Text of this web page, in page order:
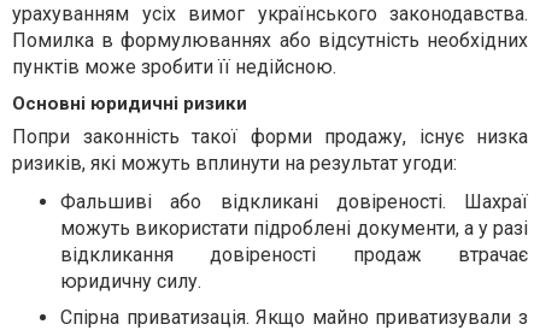
урахуванням усіх вимог українського законодавства.
Помилка в формулюваннях або відсутність необхідних
пунктів може зробити її недійсною.
Основні юридичні ризики
Попри законність такої форми продажу, існує низка
ризиків, які можуть вплинути на результат угоди:
Фальшиві або відкликані довіреності. Шахраї
можуть використати підроблені документи, а у разі
відкликання довіреності продаж втрачає
юридичну силу.
Спірна приватизація. Якщо майно приватизували з